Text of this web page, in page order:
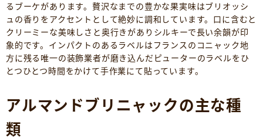
るブーケがあります。贅沢なまでの豊かな果実味はブリオッシ
ュの香りをアクセントとして絶妙に調和しています。口に含むと
クリーミーな美味しさと奥行きがありシルキーで長い余韻が印
象的です。インパクトのあるラベルはフランスのコニャック地
方に残る唯一の装飾業者が磨き込んだピューターのラベルをひ
とつひとつ時間をかけて手作業にて貼っています。
アルマンドブリニャックの主な種
類